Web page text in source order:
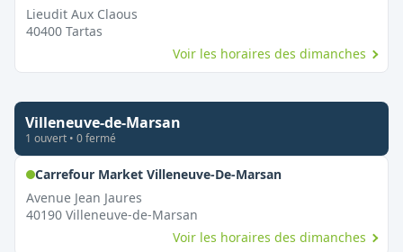
Lieudit Aux Claous
40400 Tartas
Voir les horaires des dimanches
Villeneuve-de-Marsan
1 ouvert • 0fermé
Carrefour Market Villeneuve-De-Marsan,
Avenue Jean Jaures
40190 Villeneuve-de-Marsan
Voir les horaires des dimanches